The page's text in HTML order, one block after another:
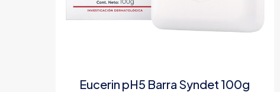
Eucerin pH5 Barra Syndet 100g